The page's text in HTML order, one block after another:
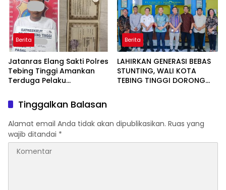
Berita
Jatanras Elang Sakti Polres
Tebing Tinggi Amankan
Terduga Pelaku
Motor
Berita
LAHIRKAN GENERASI BEBAS
STUNTING, WALI KOTA
TEBING TINGGI DORONG
Tinggalkan Balasan
Alamat email Anda tidak akan dipublikasikan. Ruas yang
wajib ditandai *